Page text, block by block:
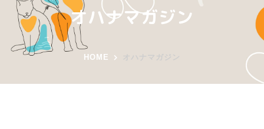
オハナマガジン
HOME